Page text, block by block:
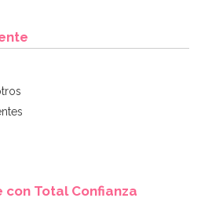
con Total Confianza